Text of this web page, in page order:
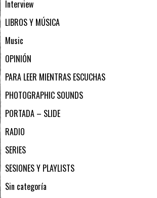
Interview
LIBROS Y MÚSICA
Music
OPINIÓN
PARA LEER MIENTRAS ESCUCHAS
PHOTOGRAPHIC SOUNDS
PORTADA – SLIDE
RADIO
SERIES
SESIONES Y PLAYLISTS
Sin categoría